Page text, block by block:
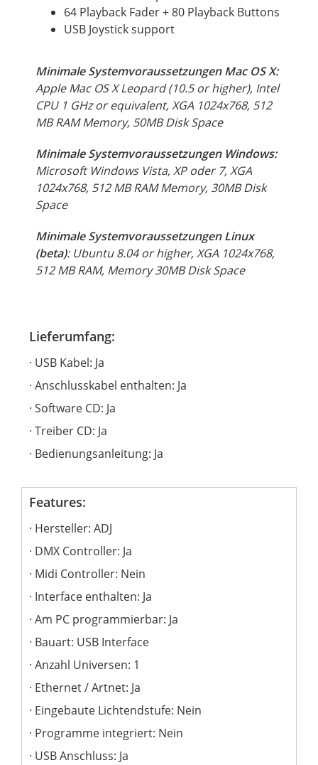
64 Playback Fader + 80 Playback Buttons
USB Joystick support
Minimale Systemvoraussetzungen MacOSX:
Apple Mac OSX Leopard (10.5orhigher), Intel
CPU 1 GHzorequivalent, XGA 1024x768, 512
MB RAM Memory, 50MB Disk Space
Minimale Systemvoraussetzungen Windows:
Microsoft Windows Vista, XP oder 7, XGA
1024x768, 512 MB RAM Memory, 30MB Disk
Space
Minimale Systemvoraussetzungen Linux
(beta): Ubuntu 8.04orhigher, XGA 1024x768,
512 MB RAM, Memory 30MB Disk Space
Lieferumfang:
USB Kabel: Ja
Anschlusskabel enthalten: Ja
Software CD: Ja
Treiber CD: Ja
Bedienungsanleitung: Ja
Features:
Hersteller: ADJ
DMX Controller: Ja
Midi Controller: Nein
Interface enthalten: Ja
Am PC programmierbar: Ja
Bauart: USB Interface
Anzahl Universen: 1
Ethernet / Artnet: Ja
Eingebaute Lichtendstufe: Nein
Programme integriert: Nein
USB Anschluss: Ja